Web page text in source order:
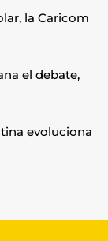
la Caricom
el debate,
evoluciona